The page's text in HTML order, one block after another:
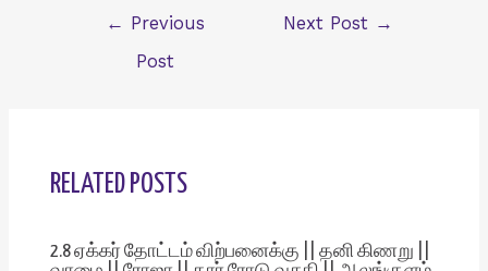
←
Previous
Post
Next Post →
RELATED POSTS
2.8 ஏக்கர் தோட்டம் விற்பனைக்கு || தனி கிணறு ||